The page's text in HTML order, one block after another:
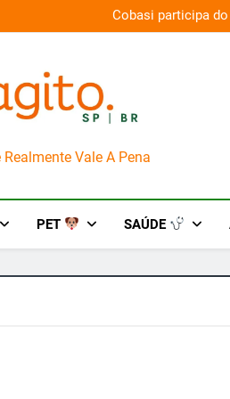
Cobasi participa
Realmente Vale A Pena
PET SAÚDE